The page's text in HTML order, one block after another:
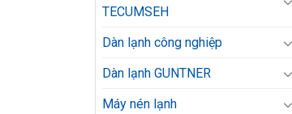
TECUMSEH
Dàn lạnh công nghiệp
Dàn lạnh GUNTNER
Máy nén lạnh